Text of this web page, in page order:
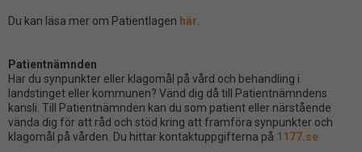
Du kan läsa mer om Patientlagen här.
Patientnämnden
Har du synpunkter eller klagomål på vård och behandling i
landstinget eller kommunen? Vänd dig då till Patientnämndens
kansli. Till Patientnämnden kan du som patient eller närstående
vända dig för att råd och stöd kring att framföra synpunkter och
klagomål på vården. Du hittar kontaktuppgifterna på 1177.se